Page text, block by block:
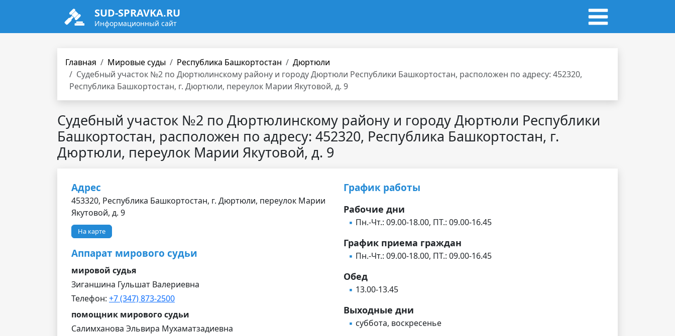
SUD-SPRAVKA.RU
Информационный сайт
Главная Мировые суды Республика Башкортостан
Дюртюли
Судебный участок №2 по Дюртюлинскому району и городу Дюртюли Республики Башкортостан, расположен по адресу: 452320,
Республика Башкортостан, г. Дюртюли, переулок Марии Якутовой, д. 9
Судебный участок №2 по Дюртюлинскому району и городу Дюртюли Республики
Башкортостан, расположен по адресу: 452320, Республика Башкортостан, г.
Дюртюли, переулок Марии Якутовой, д. 9
Адрес
453320, Республика Башкортостан, г. Дюртюли, переулок Марии
Якутовой, д. 9
На карте
Аппарат мирового судьи
мировой судья
Зиганшина Гульшат Валериевна
Телефон: +7 (347) 873-2500
помощник мирового судьи
Салимханова Эльвира Мухаматзадиевна
График работы
Рабочие дни
Пн.-Чт.: 09.00-18.00, ПТ.: 09.00-16.45
График приема граждан
Пн.-Чт.: 09.00-18.00, ПТ.: 09.00-16.45
Обед
13.00-13.45
Выходные дни
суббота, воскресенье